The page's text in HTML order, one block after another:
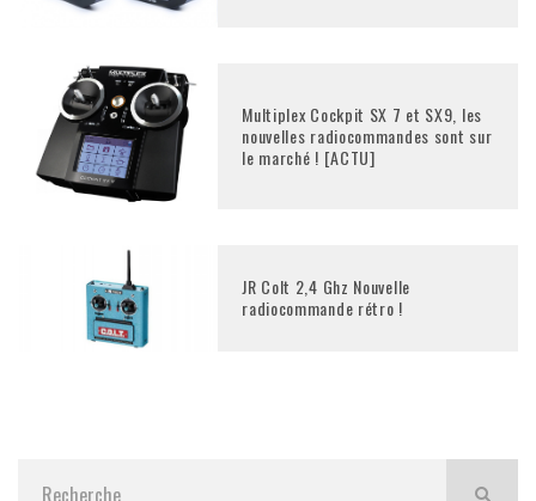
Multiplex Cockpit SX 7 et SX9, les
nouvelles radiocommandes sont sur
le marché ! [ACTU]
JR Colt 2,4 Ghz Nouvelle
radiocommande rétro !